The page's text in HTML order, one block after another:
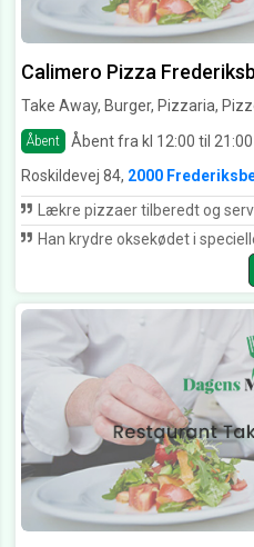
Calimero Pizza
Take Away, Burger, Pizzaria,
Åbent Åbent fra kl 12:00 til 21:00
Roskildevej 84, 2000
Lækre pizzaer tilberedt og serveret af super
Han krydre oksekødet i specielle krydderier så det bare smager